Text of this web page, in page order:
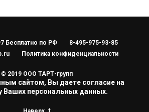
Бесплатно по РФ
8-495-975-93-85
Политика конфиденциальности
© 2019 ООО ТАРТ-групп
сайтом, Вы даете согласие на
Ваших персональных данных.